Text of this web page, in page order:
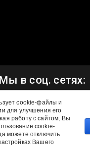
Мы в соц. сетях:
сайта для компании
cookie-файлы и
для улучшения его
работу с сайтом, Вы
cookie-
можете отключить
Вашего